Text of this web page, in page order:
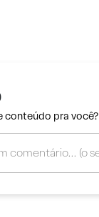
conteúdo pra você?